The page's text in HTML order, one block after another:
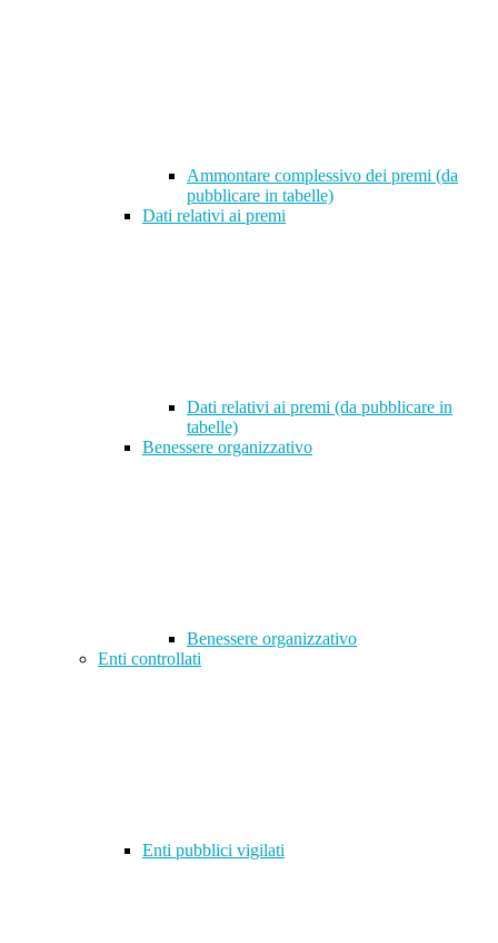
Ammontare complessivo dei premi (da
pubblicare in tabelle)
Dati relativi ai premi
Dati relativi ai premi (da pubblicare in
tabelle)
Benessere organizzativo
Benessere organizzativo
Enti controllati
Enti pubblici vigilati